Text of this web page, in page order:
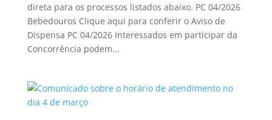
direta para os processos listados abaixo. PC 04/2026
Bebedouros Clique aqui para conferir o Aviso de
Dispensa PC 04/2026 Interessados em participar da
Concorrência podem...